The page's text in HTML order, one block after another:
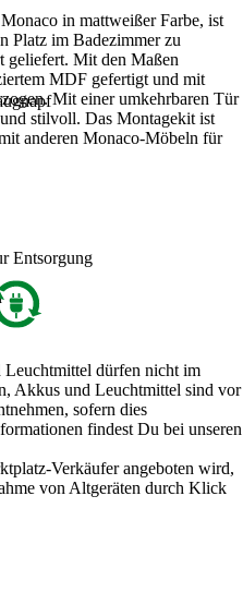
Entsorgung
in mattweißer Farbe, ist
Platz im Badezimmer zu
geliefert. Mit den Maßen
MDF gefertigt und mit
Mit einer umkehrbaren Tür
stilvoll. Das Montagekit ist
anderen Monaco-Möbeln für
Leuchtmittel dürfen nicht im
Akkus und Leuchtmittel sind vor
sofern dies
findest Du bei unseren
Verkäufer angeboten wird,
von Altgeräten durch Klick